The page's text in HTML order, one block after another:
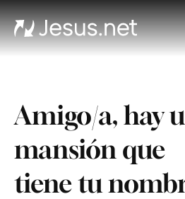
Amigo/a, hay
mansión que
tiene tu